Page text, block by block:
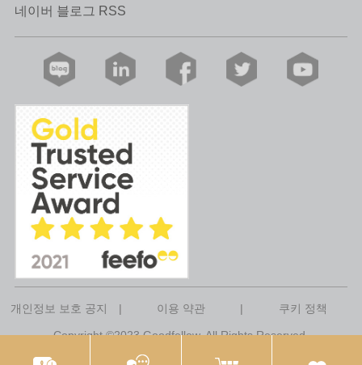
네이버 블로그 RSS
개인정보 보호 공지 | 이용 약관 | 쿠키 정책
Copyright ©2023 Goodfellow. All Rights Reserved.